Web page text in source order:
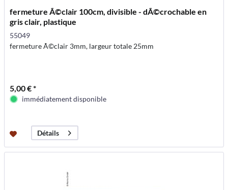
fermeture Ã©clair 100cm, divisible - dÃ©crochable en
gris clair, plastique
55049
fermeture Ã©clair 3mm, largeur totale 25mm
5,00 € *
immédiatement disponible
Détails